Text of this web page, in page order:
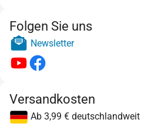
Folgen Sie uns
Newsletter
Versandkosten
Ab 3,99 € deutschlandweit